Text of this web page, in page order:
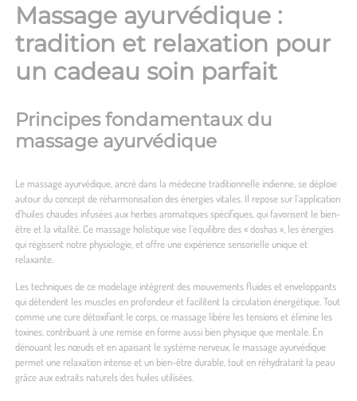
Massage ayurvédique :
tradition et relaxation pour
un cadeau soin parfait
Principes fondamentaux du
massage ayurvédique
Le massage ayurvédique, ancré dans la médecine traditionnelle indienne, se déploie
autour du concept de réharmonisation des énergies vitales. Il repose sur l’application
d’huiles chaudes infusées aux herbes aromatiques spécifiques, qui favorisent le bien-
être et la vitalité. Ce massage holistique vise l’équilibre des « doshas », les énergies
qui régissent notre physiologie, et offre une expérience sensorielle unique et
relaxante.
Les techniques de ce modelage intègrent des mouvements fluides et enveloppants
qui détendent les muscles en profondeur et facilitent la circulation énergétique. Tout
comme une cure détoxifiant le corps, ce massage libère les tensions et élimine les
toxines, contribuant à une remise en forme aussi bien physique que mentale. En
dénouant les nœuds et en apaisant le système nerveux, le massage ayurvédique
permet une relaxation intense et un bien-être durable, tout en réhydratant la peau
grâce aux extraits naturels des huiles utilisées.